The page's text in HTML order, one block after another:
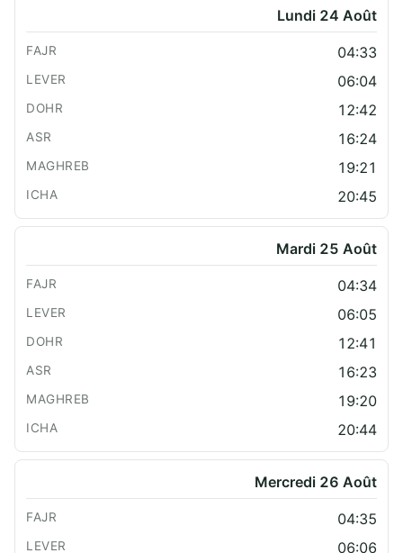
Lundi 24 Août
04:33
06:04
12:42
16:24
19:21
20:45
Mardi 25 Août
04:34
06:05
12:41
16:23
19:20
20:44
Mercredi 26 Août
04:35
06:06